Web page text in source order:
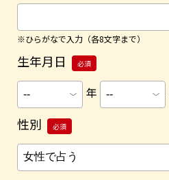
※ひらがなで入力（各8文字まで）
生年月日 必須
年
性別 必須